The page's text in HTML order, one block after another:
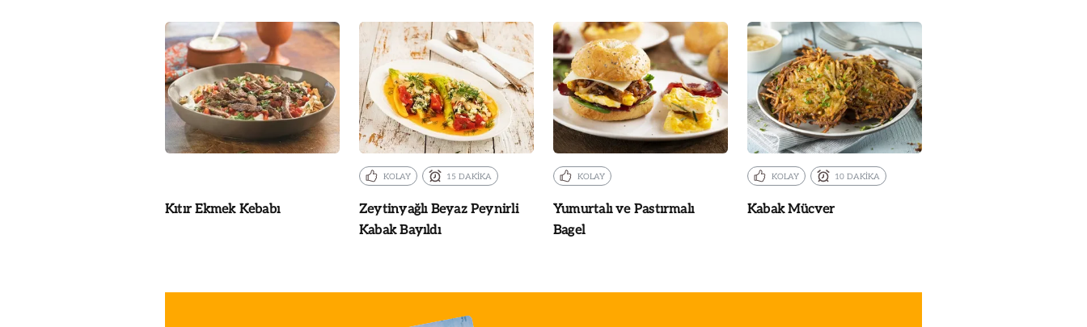
Kıtır Ekmek Kebabı
KOLAY 15 DAKİKA
Zeytinyağlı Beyaz Peynirli
Kabak Bayıldı
KOLAY
Yumurtalı ve Pastırmalı
Bagel
KOLAY 10 DAKİKA
Kabak Mücver